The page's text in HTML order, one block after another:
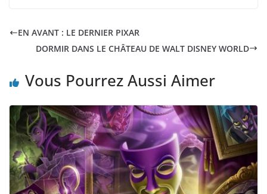
EN AVANT : LE DERNIER PIXAR
DORMIR DANS LE CHÂTEAU DE WALT DISNEY WORLD
Vous Pourrez Aussi Aimer